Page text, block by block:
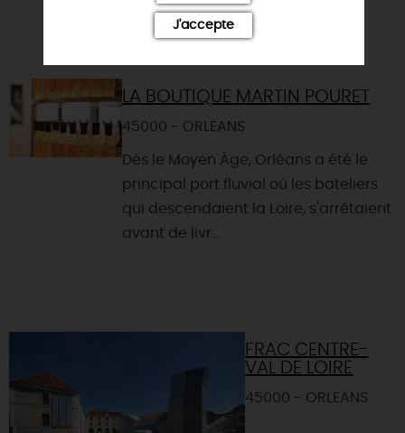
LA BOUTIQUE MARTIN POURET
45000 - ORLEANS
Dès le Moyen Âge, Orléans a été le
principal port fluvial où les bateliers
qui descendaient la Loire, s'arrêtaient
avant de livr...
FRAC CENTRE-
VAL DE LOIRE
45000 - ORLEANS
J'accepte